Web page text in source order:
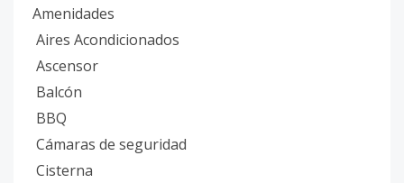
Amenidades
Aires Acondicionados
Ascensor
Balcón
BBQ
Cámaras de seguridad
Cisterna